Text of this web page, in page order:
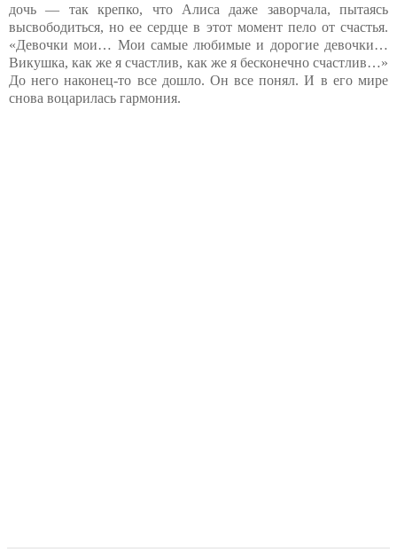
дочь — так крепко, что Алиса даже заворчала, пытаясь
высвободиться, но ее сердце в этот момент пело от счастья.
«Девочки мои… Мои самые любимые и дорогие девочки…
Викушка, как же я счастлив, как же я бесконечно счастлив…»
До него наконец-то все дошло. Он все понял. И в его мире
снова воцарилась гармония.